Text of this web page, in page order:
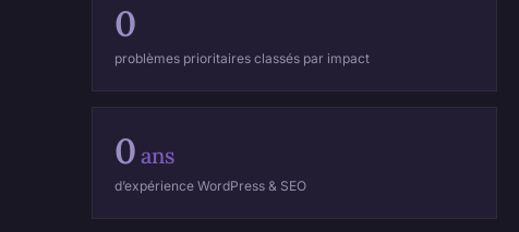
0
problèmes prioritaires classés par impact
0 ans
d’expérience WordPress & SEO